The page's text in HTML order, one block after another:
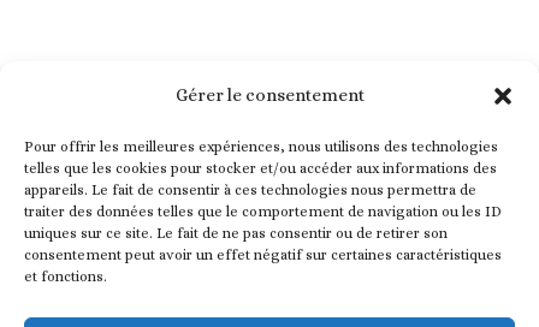
Gérer le consentement
Pour offrir les meilleures expériences, nous utilisons des technologies
telles que les cookies pour stocker et/ou accéder aux informations des
appareils. Le fait de consentir à ces technologies nous permettra de
traiter des données telles que le comportement de navigation ou les ID
uniques sur ce site. Le fait de ne pas consentir ou de retirer son
consentement peut avoir un effet négatif sur certaines caractéristiques
et fonctions.
Nez en Herbe est une association ayant pour but d’intégrer